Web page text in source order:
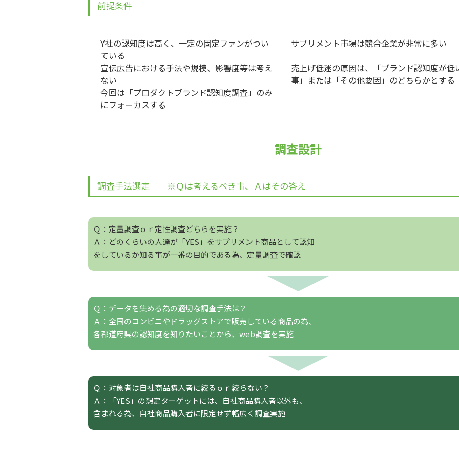
前提条件
Y社の認知度は高く、一定の固定ファンがつい
ている
サプリメント市場は競合企業が非常に多い
宣伝広告における手法や規模、影響度等は考え
ない
売上げ低迷の原因は、「ブランド認知度が低
事」または「その他要因」のどちらかとする
今回は「プロダクトブランド認知度調査」のみ
にフォーカスする
調査設計
調査手法選定 ※Ｑは考えるべき事、Ａはその答え
Ｑ： 定量調査ｏｒ定性調査どちらを実施？
Ａ：どのくらいの人達が「YES」をサプリメント商品として認知
をしているか知る事が一番の目的である為、定量調査で確認
Ｑ：データを集める為の適切な調査手法は？
Ａ：全国のコンビニやドラッグストアで販売している商品の為、
各都道府県の認知度を知りたいことから、web調査を実施
Ｑ：対象者は自社商品購入者に絞るｏｒ絞らない？
Ａ：「YES」の想定ターゲットには、自社商品購入者以外も、
含まれる為、自社商品購入者に限定せず幅広く 調査実施